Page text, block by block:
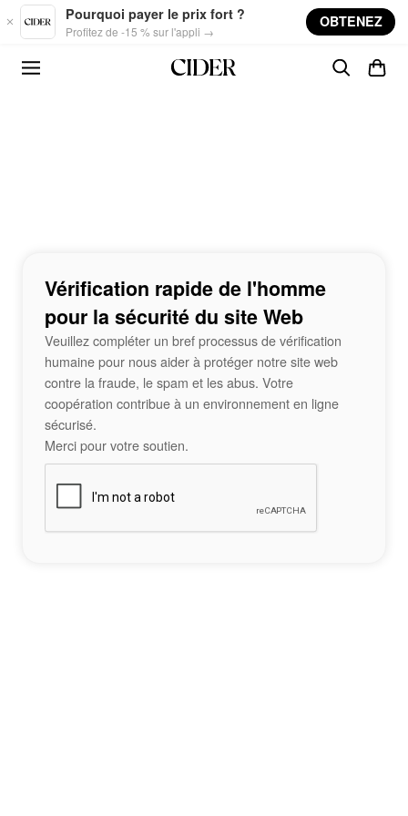
Skip to main content
Pourquoi payer le prix fort ?
Profitez de -15 % sur l'appli →
OBTENEZ
Vérification rapide de l'homme
pour la sécurité du site Web
Veuillez compléter un bref processus de vérification
humaine pour nous aider à protéger notre site web
contre la fraude, le spam et les abus. Votre
coopération contribue à un environnement en ligne
sécurisé.
Merci pour votre soutien.